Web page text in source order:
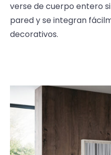
verse de cuerpo entero
pared y se integran
decorativos.